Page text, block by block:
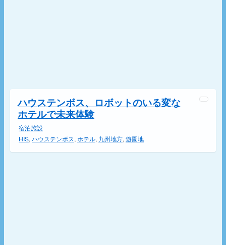
ハウステンボス、ロボットのいる変な
ホテルで未来体験
宿泊施設
HIS, ハウステンボス, ホテル, 九州地方, 遊園地